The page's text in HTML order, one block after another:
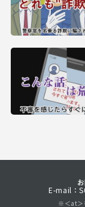
E-mail：
※＜at＞